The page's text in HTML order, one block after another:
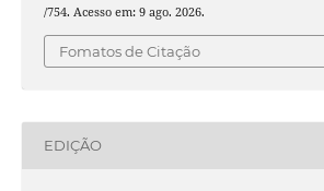
/754. Acesso em: 9 ago. 2026.
Fomatos de Citação
EDIÇÃO